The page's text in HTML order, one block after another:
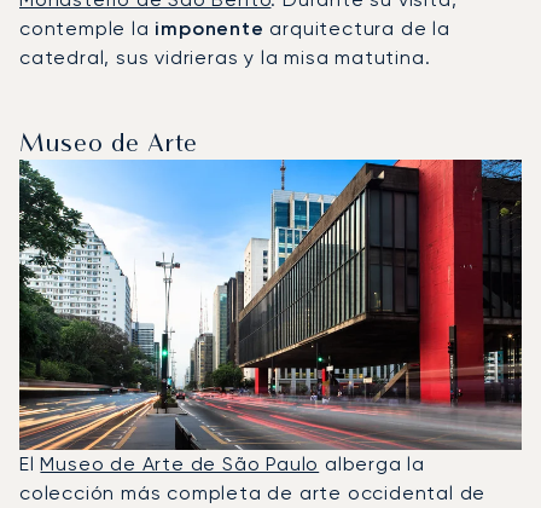
contemple la imponente arquitectura de la
catedral, sus vidrieras y la misa matutina.
Museo de Arte
ElMuseo de Arte de São Paulo alberga la
colección más completa de arte occidental de